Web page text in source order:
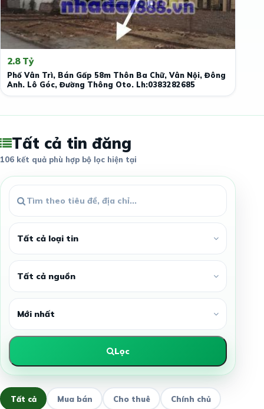
2.8 Tỷ
Phố Vân Trì, Bán Gấp 58m Thôn Ba Chữ, Vân Nội, Đông
Anh. Lô Góc, Đường Thông Oto. Lh:0383282685
Tất cả tin đăng
106 kết quả phù hợp bộ lọc hiện tại
Lọc
Tất cả Mua bán Cho thuê Chính chủ